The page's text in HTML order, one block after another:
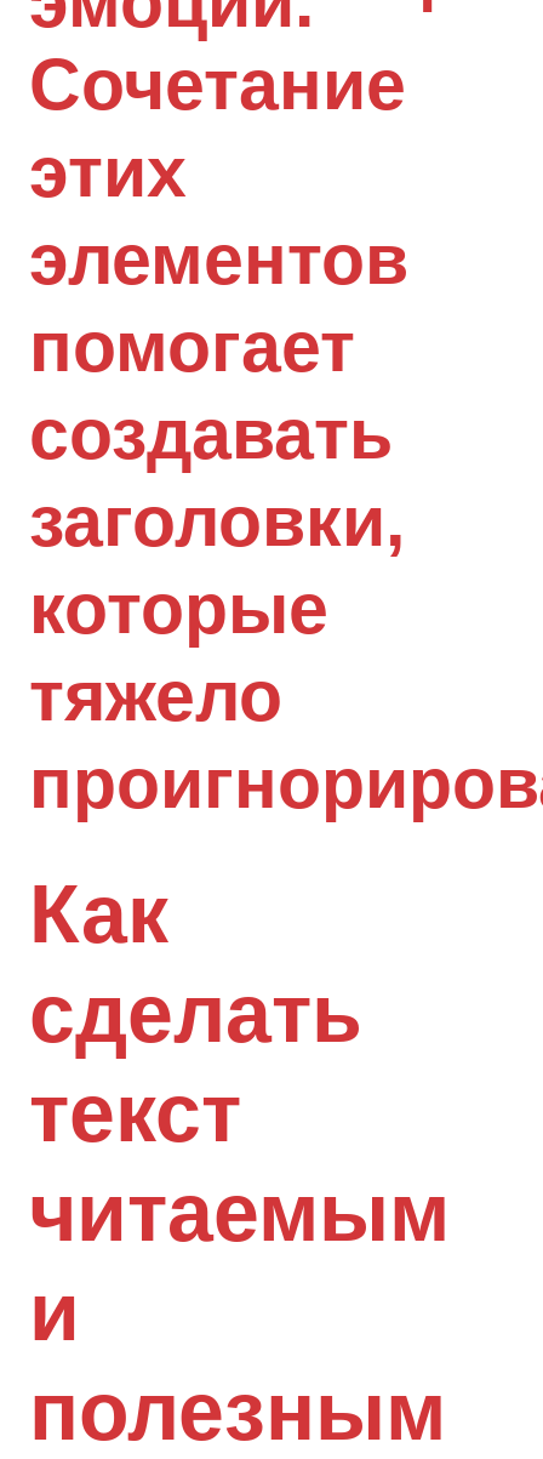
Сочетание
этих
элементов
помогает
создавать
заголовки,
которые
тяжело
Как
сделать
текст
читаемым
и
полезным